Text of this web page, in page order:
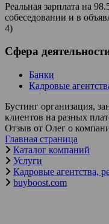
Реальная зарплата на
собеседовании и в объявлениях
4)
Сфера
Банки
Кадровые
Бустинг организация,
клиентов на разных
Отзыв от Олег о
Главная страница
Каталог компаний
Услуги
Кадровые агентства,
buyboost.com